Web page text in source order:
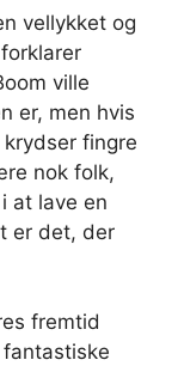
vellykket og
ville
er, men hvis
fingre
nok folk,
at lave en
er det, der
fremtid